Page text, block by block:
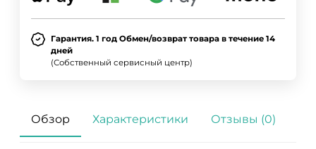
Гарантия. 1 год Обмен/возврат товара в течение 14
дней
(Собственный сервисный центр)
Обзор Характеристики Отзывы (0)